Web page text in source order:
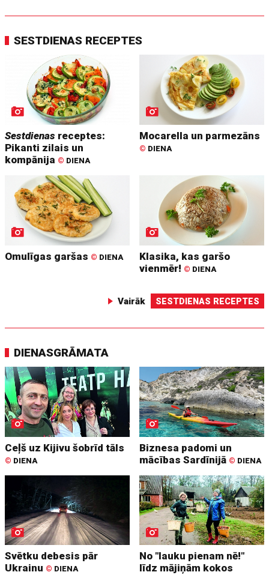
SESTDIENAS RECEPTES
Sestdienas receptes:
Pikanti zilais un
kompānija © DIENA
Mocarella un parmezāns
© DIENA
Omulīgas garšas © DIENA
Klasika, kas garšo
vienmēr! © DIENA
Vairāk SESTDIENAS RECEPTES
DIENASGRĀMATA
Ceļš uz Kijivu šobrīd tāls
© DIENA
Biznesa padomi un
mācības Sardīnijā © DIENA
Svētku debesis pār
Ukrainu © DIENA
No "lauku pienam nē!"
līdz mājiņām kokos